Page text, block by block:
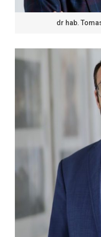
dr hab.